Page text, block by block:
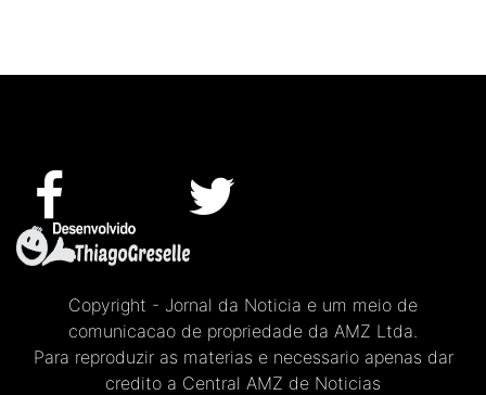
Copyright - Jornal da Noticia e um meio de
comunicacao de propriedade da AMZ Ltda.
Para reproduzir as materias e necessario apenas dar
credito a Central AMZ de Noticias